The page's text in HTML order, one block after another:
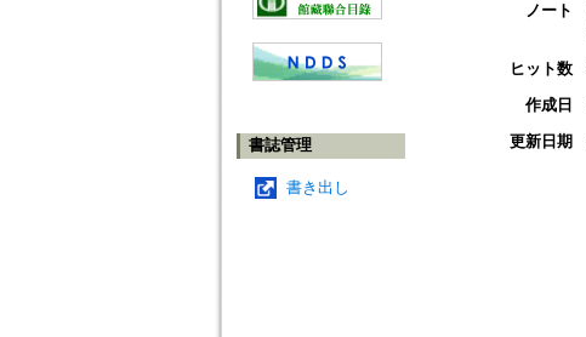
書誌管理
書き出し
ノート
ヒット数
作成日
更新日期